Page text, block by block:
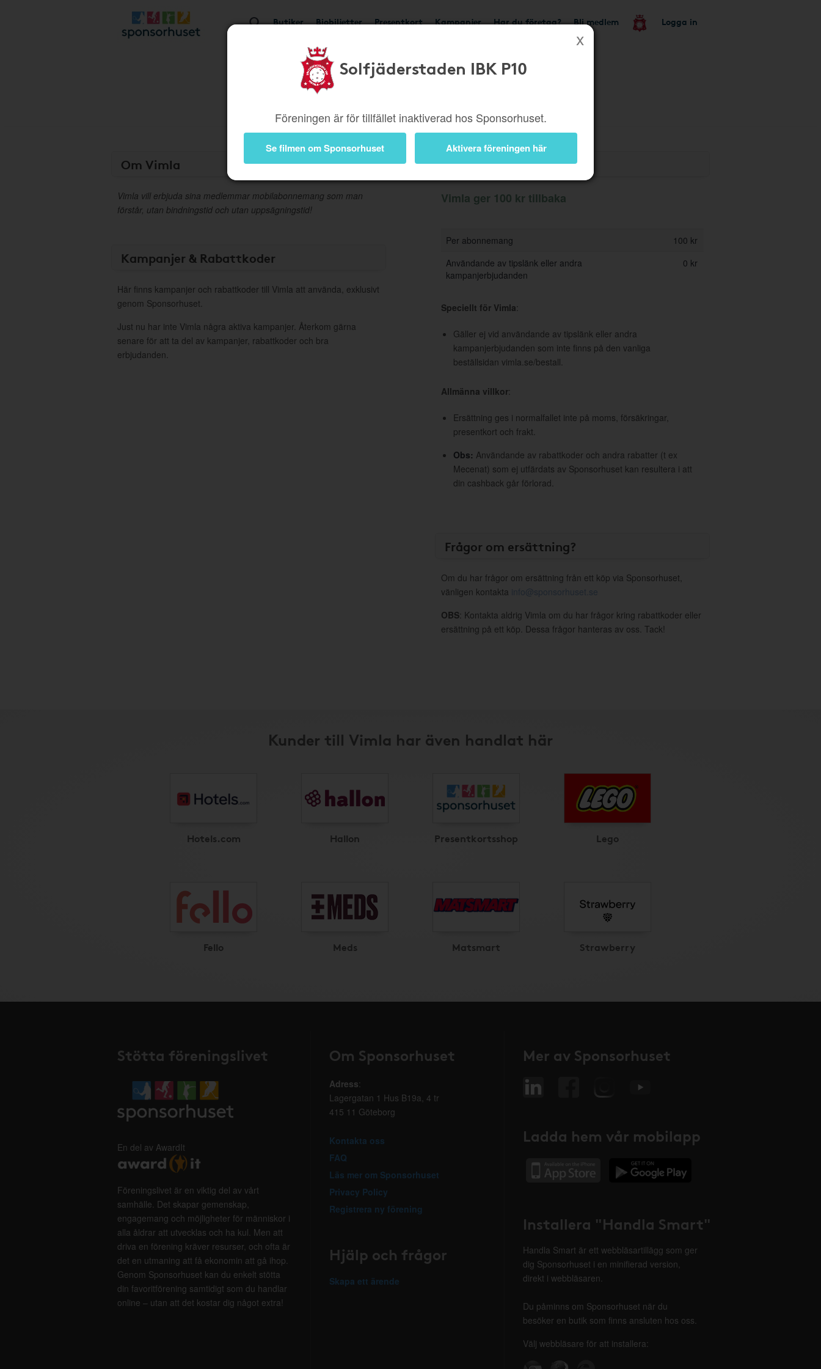
Butiker Biobiljetter Presentkort Kampanjer Har du företag? Bli medlem Logga in
Solfjäderstaden IBK P10
Föreningen är för tillfället inaktiverad hos Sponsorhuset.
Se filmen om Sponsorhuset Aktivera föreningen här
Om Vimla
Vimla vill erbjuda sina medlemmar mobilabonnemang som man
förstår, utan bindningstid och utan uppsägningstid!
Kampanjer & Rabattkoder
Här finns kampanjer och rabattkoder till Vimla att använda, exklusivt
genom Sponsorhuset.
Just nu har inte Vimla några aktiva kampanjer. Återkom gärna
senare för att ta del av kampanjer, rabattkoder och bra
erbjudanden.
Information
Vimla ger 100 kr tillbaka
Per abonnemang
100 kr
Användande av tipslänk eller andra
kampanjerbjudanden
0 kr
Speciellt för Vimla:
Gäller ej vid användande av tipslänk eller andra
kampanjerbjudanden som inte finns på den vanliga
beställsidan vimla.se/bestall.
Allmänna villkor:
Ersättning ges i normalfallet inte på moms, försäkringar,
presentkort och frakt.
Obs: Användande av rabattkoder och andra rabatter (t ex
Mecenat) som ej utfärdats av Sponsorhuset kan resultera i att
din cashback går förlorad.
Frågor om ersättning?
Om du har frågor om ersättning från ett köp via Sponsorhuset,
vänligen kontakta info@sponsorhuset.se
OBS: Kontakta aldrig Vimla om du har frågor kring rabattkoder eller
ersättning på ett köp. Dessa frågor hanteras av oss. Tack!
Kunder till Vimla har även handlat här
Hotels.com Hallon Presentkortsshop Lego
Fello Meds Matsmart Strawberry
Stötta föreningslivet
En del av AwardIt
Föreningslivet är en viktig del av vårt
samhälle. Det skapar gemenskap,
engagemang och möjligheter för människor i
alla åldrar att utvecklas och ha kul. Men att
driva en förening kräver resurser, och ofta är
det en utmaning att få ekonomin att gå ihop.
Genom Sponsorhuset kan du enkelt stötta
din favoritförening samtidigt som du handlar
online – utan att det kostar dig något extra!
Om Sponsorhuset
Adress:
Lagergatan 1 Hus B19a, 4 tr
415 11 Göteborg
Kontakta oss
FAQ
Läs mer om Sponsorhuset
Privacy Policy
Registrera ny förening
Hjälp och frågor
Skapa ett ärende
Mer av Sponsorhuset
Ladda hem vår mobilapp
Installera "Handla Smart"
Handla Smart är ett webbläsartillägg som ger
dig Sponsorhuset i en minifierad version,
direkt i webbläsaren.
Du påminns om Sponsorhuset när du
besöker en butik som finns ansluten hos oss.
Välj webbläsare för att installera: